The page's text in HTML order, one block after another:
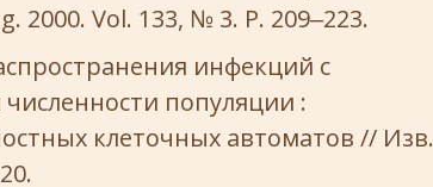
2000. Vol. 133, № 3. P. 209‒223.
инфекций с
популяции :
клеточных автоматов // Изв.